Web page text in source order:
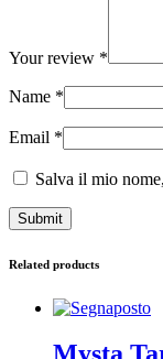
Your review *
Name *
Email *
Salva il mio
Related products